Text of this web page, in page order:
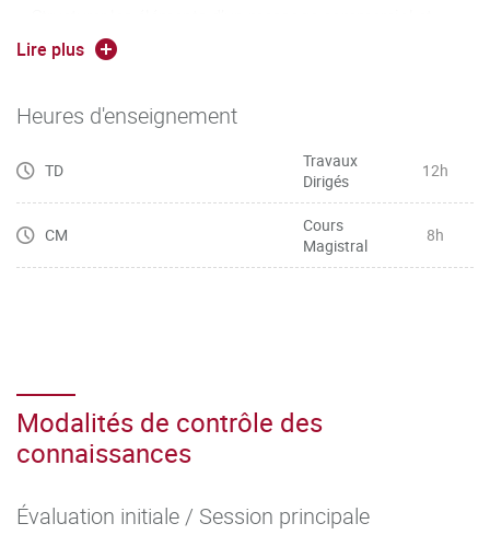
informer les consommateurs en respectant les obligations
– Concevoir une offre cohérente qui respecte les principes
Lire plus
Heures d'enseignement
TD
Travaux
Dirigés
12h
CM
Cours
Magistral
8h
Modalités de contrôle des
connaissances
Évaluation initiale / Session principale